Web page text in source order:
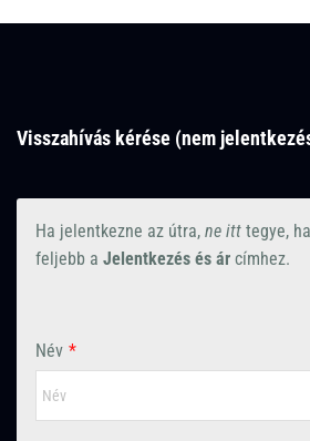
Visszahívás kérése (nem
Ha jelentkezne az útra, ne itt tegye,
feljebb a Jelentkezés és ár címhez.
Név *